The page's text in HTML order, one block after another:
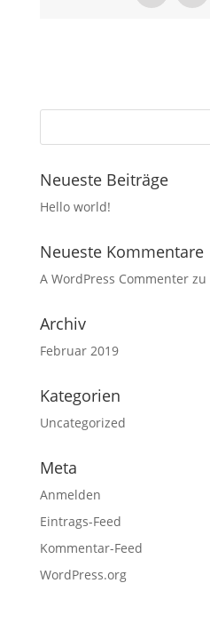
Neueste Beiträge
Hello world!
Neueste Kommentare
A WordPress Commenterzu
Archiv
Februar 2019
Kategorien
Uncategorized
Meta
Anmelden
Eintrags-Feed
Kommentar-Feed
WordPress.org